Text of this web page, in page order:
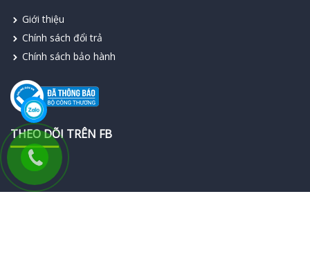
Giới thiệu
Chính sách đổi trả
Chính sách bảo hành
THEO DÕI TRÊN FB